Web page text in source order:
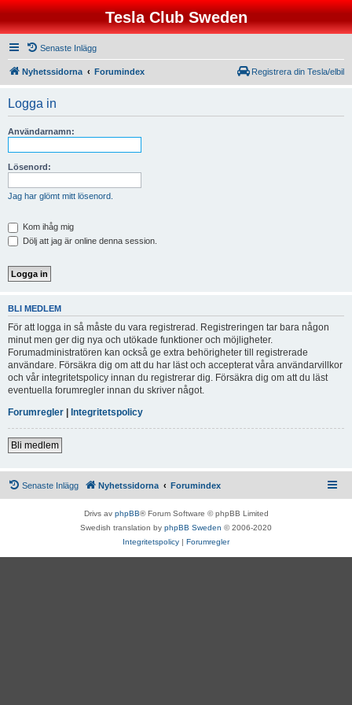
Tesla Club Sweden
Senaste Inlägg
Nyhetssidorna Forumindex Registrera din Tesla/elbil
Logga in
Användarnamn:
Lösenord:
Jag har glömt mitt lösenord.
Kom ihåg mig
Dölj att jag är online denna session.
BLI MEDLEM
För att logga in så måste du vara registrerad. Registreringen tar bara någon
minut men ger dig nya och utökade funktioner och möjligheter.
Forumadministratören kan också ge extra behörigheter till registrerade
användare. Försäkra dig om att du har läst och accepterat våra användarvillkor
och vår integritetspolicy innan du registrerar dig. Försäkra dig om att du läst
eventuella forumregler innan du skriver något.
Forumregler | Integritetspolicy
Bli medlem
Senaste Inlägg Nyhetssidorna Forumindex
Drivs av phpBB® Forum Software © phpBB Limited
Swedish translation by phpBB Sweden © 2006-2020
Integritetspolicy | Forumregler